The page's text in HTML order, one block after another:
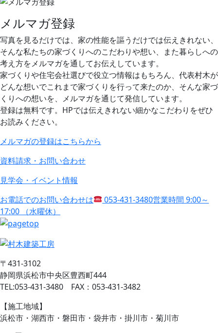
メルマガ登録
写真を見るだけでは、家の性能を謳うだけでは伝えきれない、
そんな私たちの家づくりへのこだわりや想い、また暮らしへの
考え方をメルマガを通してお伝えしています。
家づくりや住宅会社選びで役立つ情報はもちろん、代表村木が
どんな想いでこれまで家づくりを行って来たのか、そんな家づ
くりへの想いを、メルマガを通じて発信しています。
登録は無料です。HPでは伝えきれない細かなこだわりをぜひ
お読みください。
メルマガの登録はこちらから
資料請求・お問い合わせ
見学会・イベント情報
お電話でのお問い合わせは
053-431-3480営業時間 9:00～
17:00 （水曜休）
〒431-3102
静岡県浜松市中央区豊西町444
TEL:053-431-3480 FAX：053-431-3482
【施工地域】
浜松市・湖西市・磐田市・袋井市・掛川市・菊川市